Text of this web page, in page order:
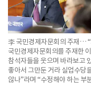
李 국민경제자문회의 주재…
국민경제자문회의를 주재한
참석자들을 웃으며 바라보고
좋아서 그만둔 거라 실업수당
않나”라며 “수정해야 하는 부